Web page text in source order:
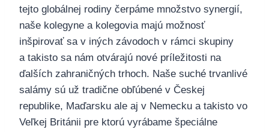
tejto globálnej rodiny čerpáme množstvo synergií,
naše kolegyne a kolegovia majú možnosť
inšpirovať sa v iných závodoch v rámci skupiny
a takisto sa nám otvárajú nové príležitosti na
ďalších zahraničných trhoch. Naše suché trvanlivé
salámy sú už tradične obľúbené v Českej
republike, Maďarsku ale aj v Nemecku a takisto vo
Veľkej Británii pre ktorú vyrábame špeciálne